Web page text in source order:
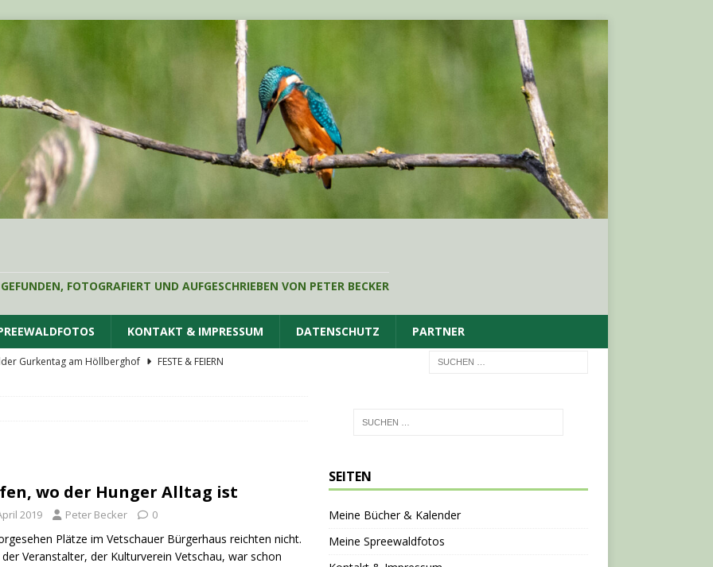
FOTOGRAFIERT UND AUFGESCHRIEBEN VON PETER BECKER
KONTAKT & IMPRESSUM DATENSCHUTZ PARTNER
Gurkentag am Höllberghof
FESTE & FEIERN
Sagenkahnfahrt Unterhaltung und Wissen auf angenehme Weise
Gaststätte Dubkowmühle SPREEWALDTOURISMUS
wo der Hunger Alltag ist
2019 Peter Becker 0
Plätze im Vetschauer Bürgerhaus reichten nicht.
Veranstalter, der Kulturverein Vetschau, war schon
SEITEN
Meine Bücher & Kalender
Meine Spreewaldfotos